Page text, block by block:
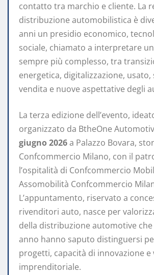
contatto tra marchio e cliente. La
distribuzione automobilistica è
anni un presidio economico,
sociale, chiamato a interpretare
sempre più complesso, tra
energetica, digitalizzazione, usato,
vendita e nuove aspettative degli
La terza edizione dell’evento,
organizzato da BtheOne
giugno 2026a Palazzo Bovara,
Confcommercio Milano, con il
l’ospitalità di Confcommercio
Assomobilità Confcommercio
L’appuntamento, riservato a
rivenditori auto, nasce per
della distribuzione automotive che
anno hanno saputo distinguersi
progetti, capacità di innovazione e
imprenditoriale.